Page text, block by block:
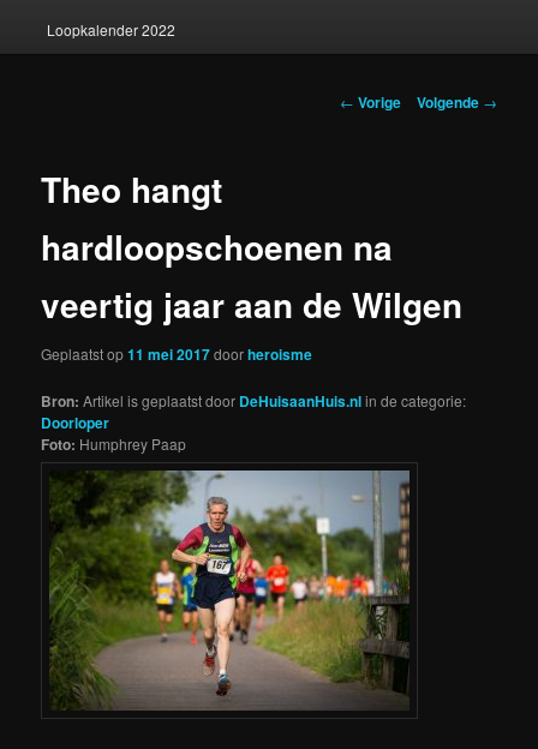
Loopkalender 2022
Berichtnavigatie
← Vorige Volgende →
Theo hangt
hardloopschoenen na
veertig jaar aan de Wilgen
Geplaatst op11 mei 2017doorheroisme
Bron: Artikel is geplaatst door DeHuisaanHuis.nlin de categorie:
Doorloper
Foto: Humphrey Paap